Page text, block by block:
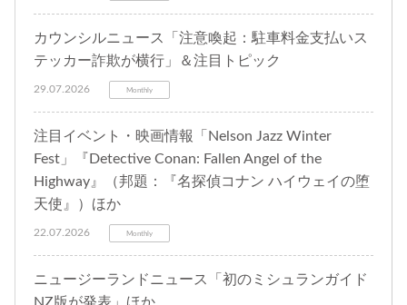
カウンシルニュース「注意喚起：駐車料金支払いス
テッカー詐欺が横行」＆注目トピック
29.07.2026 Monthly
注目イベント・映画情報「Nelson Jazz Winter
Fest」『Detective Conan: Fallen Angel of the
Highway』（邦題：『名探偵コナン ハイウェイの堕
天使』）ほか
22.07.2026 Monthly
ニュージーランドニュース「初のミシュランガイド
NZ版が発表」ほか